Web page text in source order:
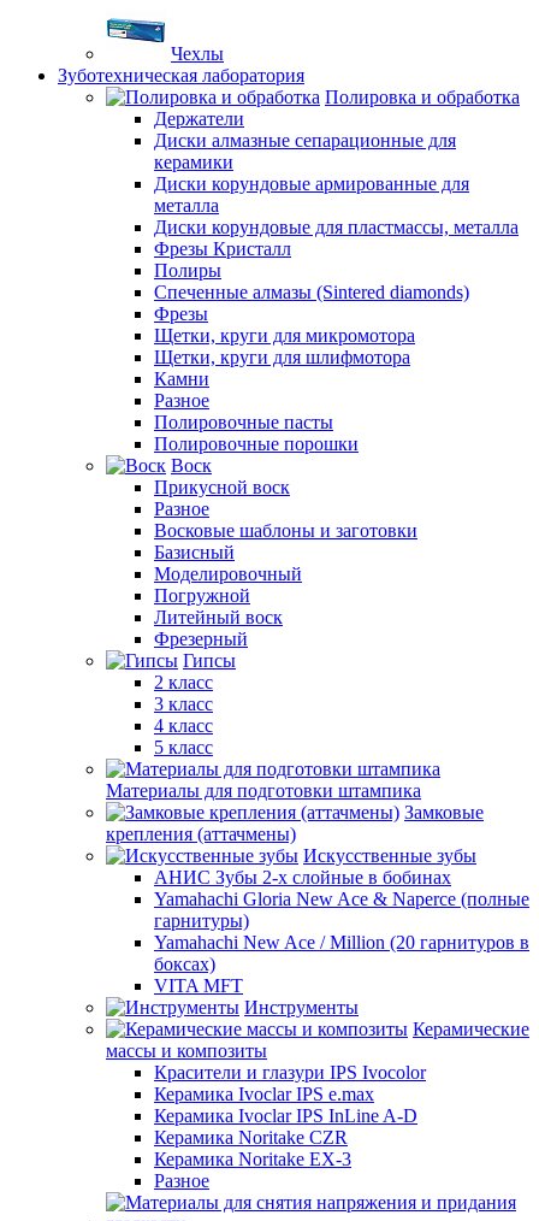
Чехлы
Зуботехническая лаборатория
Полировка и обработка
Держатели
Диски алмазные сепарационные для
керамики
Диски корундовые армированные для
металла
Диски корундовые для пластмассы, металла
Фрезы Кристалл
Полиры
Спеченные алмазы (Sintered diamonds)
Фрезы
Щетки, круги для микромотора
Щетки, круги для шлифмотора
Камни
Разное
Полировочные пасты
Полировочные порошки
Воск
Прикусной воск
Разное
Восковые шаблоны и заготовки
Базисный
Моделировочный
Погружной
Литейный воск
Фрезерный
Гипсы
2 класс
3 класс
4 класс
5 класс
Материалы для подготовки штампика
Замковые
крепления (аттачмены)
Искусственные зубы
АНИС Зубы 2-х слойные в бобинах
Yamahachi Gloria New Ace & Naperce (полные
гарнитуры)
Yamahachi New Ace / Million (20 гарнитуров в
боксах)
VITA MFT
Инструменты
Керамические
массы и композиты
Красители и глазури IPS Ivocolor
Керамика Ivoclar IPS e.max
Керамика Ivoclar IPS InLine A-D
Керамика Noritake CZR
Керамика Noritake EX-3
Разное